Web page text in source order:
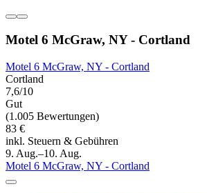
Motel 6 McGraw, NY - Cortland
Motel 6 McGraw, NY - Cortland
Cortland
7,6/10
Gut
(1.005 Bewertungen)
83 €
inkl. Steuern & Gebühren
9. Aug.–10. Aug.
Motel 6 McGraw, NY - Cortland